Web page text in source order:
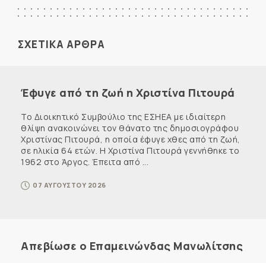
ΣΧΕΤΙΚΑ ΑΡΘΡΑ
Έφυγε από τη ζωή η Χριστίνα Πιτουρά
Το Διοικητικό Συμβούλιο της ΕΣΗΕΑ με ιδιαίτερη
θλίψη ανακοινώνει τον θάνατο της δημοσιογράφου
Χριστίνας Πιτουρά, η οποία έφυγε χθες από τη ζωή,
σε ηλικία 64 ετών. Η Χριστίνα Πιτουρά γεννήθηκε το
1962 στο Άργος. Έπειτα από ...
07 ΑΥΓΟΥΣΤΟΥ 2026
Απεβίωσε ο Επαμεινώνδας Μανωλίτσης